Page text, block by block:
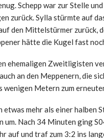
Schepp war zur Stelle
zurück. Sylla stürmte auf
den Mittelstürmer zurück,
hätte die Kugel fast
ehemaligen Zweitligisten
an den Meppenern, die
wenigen Metern zum
etwas mehr als einer halben
um. Nach 34 Minuten ging
auf und traf zum 3:2 ins